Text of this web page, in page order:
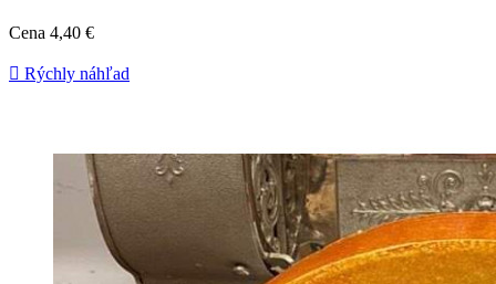
Cena 4,40 €
 Rýchly náhľad